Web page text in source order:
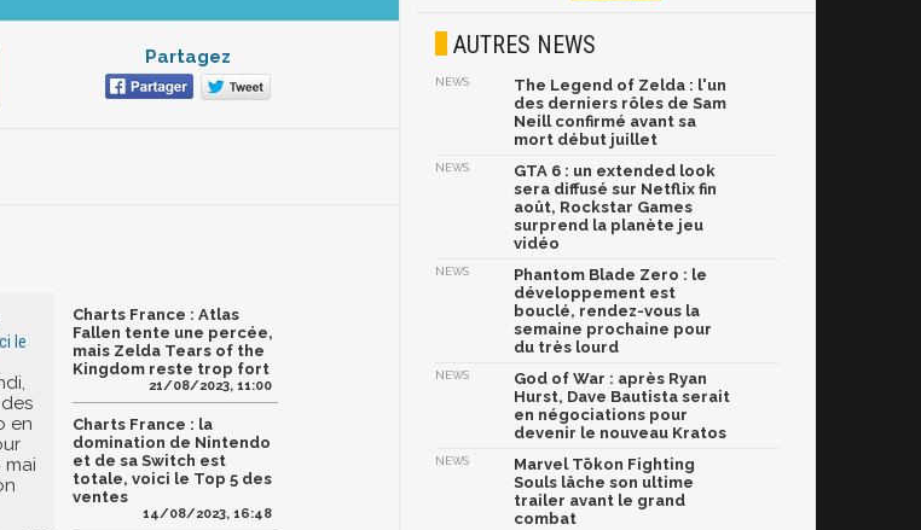
Partagez
le
en
mai
Charts France : Atlas
Fallen tente une percée,
mais Zelda Tears of the
Kingdom reste trop fort
21/08/2023, 11:00
Charts France : la
domination de Nintendo
et de sa Switch est
totale, voici le Top 5 des
ventes
14/08/2023, 16:48
AUTRES NEWS
NEWS
The Legend of Zelda : l'un
des derniers rôles de Sam
Neill confirmé avant sa
mort début juillet
NEWS
GTA 6 : un extended look
sera diffusé sur Netflix fin
août, Rockstar Games
surprend la planète jeu
vidéo
NEWS
Phantom Blade Zero : le
développement est
bouclé, rendez-vous la
semaine prochaine pour
du très lourd
NEWS
God of War : après Ryan
Hurst, Dave Bautista serait
en négociations pour
devenir le nouveau Kratos
NEWS
Marvel Tōkon Fighting
Souls lâche son ultime
trailer avant le grand
combat